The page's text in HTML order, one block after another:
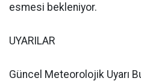
esmesi bekleniyor.
UYARILAR
Güncel Meteorolojik Uyarı